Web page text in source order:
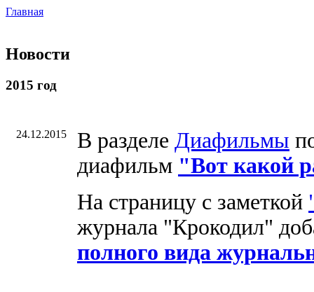
Главная
Новости
2015 год
24.12.2015 В разделе Диафильмы
диафильм "Вот какой
На страницу с заметкой
журнала "Крокодил"
полного вида